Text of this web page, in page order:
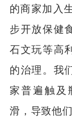
的商家加入
步开放保健
石文玩等高
的治理。我
家普遍触及
滑，导致他